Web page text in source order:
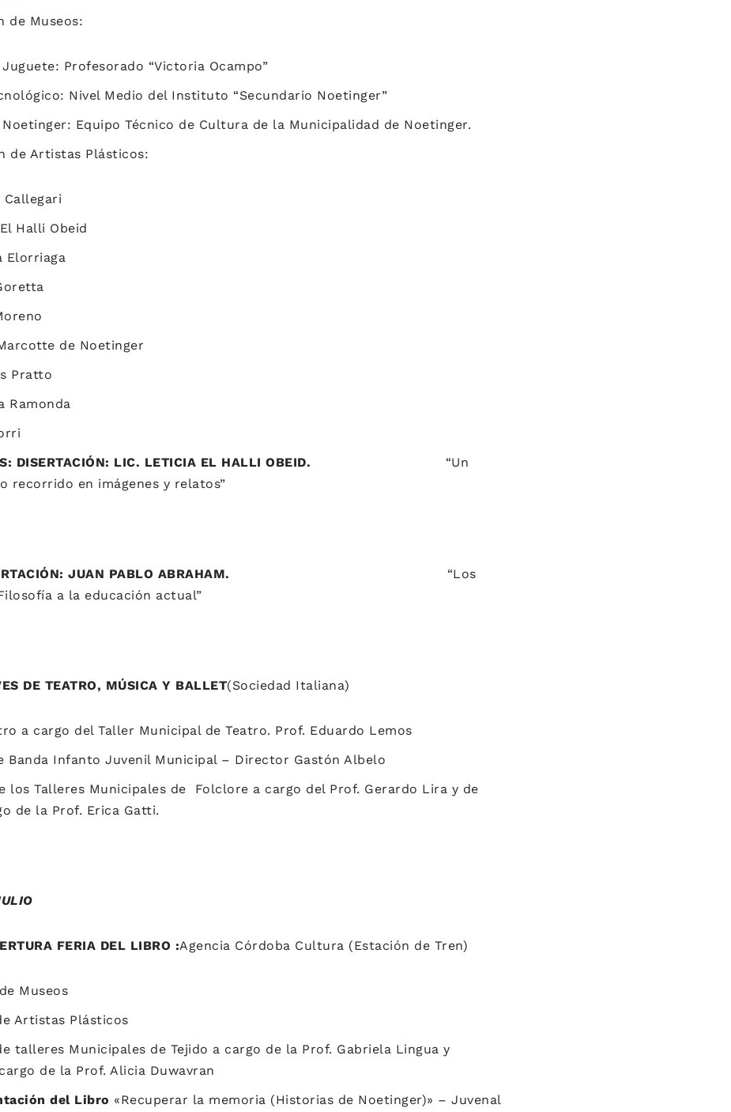
de Museos:
Juguete: Profesorado “Victoria Ocampo”
Nivel Medio del Instituto “Secundario Noetinger”
Noetinger: Equipo Técnico de Cultura de la Municipalidad de Noetinger.
de Artistas Plásticos:
Callegari
Halli Obeid
Elorriaga
de Noetinger
Pratto
Ramonda
DISERTACIÓN: LIC. LETICIA EL HALLI OBEID.
“Un
recorrido en imágenes y relatos”
JUAN PABLO ABRAHAM. “Los
a la educación actual”
DE TEATRO, MÚSICA Y BALLET(Sociedad Italiana)
a cargo del Taller Municipal de Teatro. Prof. Eduardo Lemos
Banda Infanto Juvenil Municipal – Director Gastón Albelo
los Talleres Municipales de Folclore a cargo del Prof. Gerardo Lira y de
de la Prof. Erica Gatti.
FERIA DEL LIBRO :Agencia Córdoba Cultura (Estación de Tren)
Museos
Artistas Plásticos
talleres Municipales de Tejido a cargo de la Prof. Gabriela Lingua y
de la Prof. Alicia Duwavran
del Libro «Recuperar la memoria (Historias de Noetinger)» – Juvenal